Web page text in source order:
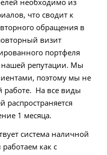
необходимо из
что сводит к
обращения в
визит
портфеля
нашей репутации. Мы
поэтому мы не
работе. На все виды
распространяется
1 месяца.
система наличной
как с